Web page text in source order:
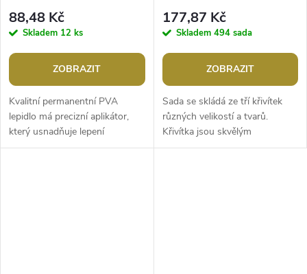
88,48 Kč
Skladem 12 ks
ZOBRAZIT
Kvalitní permanentní PVA
lepidlo má precizní aplikátor,
který usnadňuje lepení
drobných předmětů. Je tekuté,
177,87 Kč
Skladem 494 sada
ZOBRAZIT
Sada se skládá ze tří křivítek
různých velikostí a tvarů.
Křivítka jsou skvělým
pomocníkem v krejčovství při